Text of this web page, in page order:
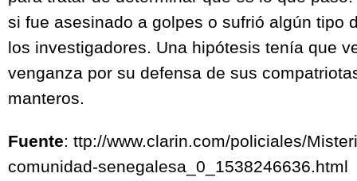
si fue asesinado a golpes o sufrió algún tipo
los investigadores. Una hipótesis tenía que
venganza por su defensa de sus
manteros.
Fuente: ttp://www.clarin.com/policiales/
comunidad-senegalesa_0_1538246636.html